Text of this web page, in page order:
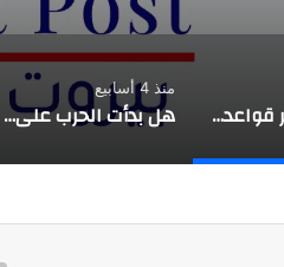
واشنطن تغيّر قواعد اللعبة …. لماذا استهداف السواحل الإيرانية الآن؟
منذ 4 أسابيع
هل بدأت الحرب على وليد جنبلاط؟